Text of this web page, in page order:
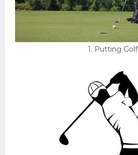
1. Putting Golf
Много картинок...
Футбол
Конькобежный спорт
Интерьеры квартир